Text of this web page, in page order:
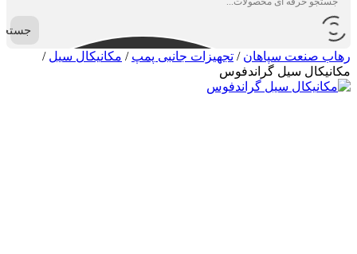
رهاب صنعت سپاهان / تجهیزات جانبی پمپ / مکانیکال سیل /
مکانیکال سیل گراندفوس